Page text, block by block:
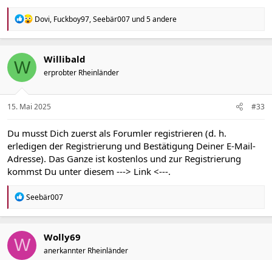
R
a
i
o
e
n
Dovi, Fuckboy97,Seebär007 und 5 andere
W Willibald
erprobter Rheinländer
15. Mai 2025 #33
Du musst Dich zuerst als Forumler registrieren (d. h.
erledigen der Registrierung und Bestätigung Deiner E-Mail-
Adresse). Das Ganze ist kostenlos und zur Registrierung
kommst Du unter diesem ---> Link <---.
R
a
t
i
o
Seebär007
W Wolly69
anerkannter Rheinländer